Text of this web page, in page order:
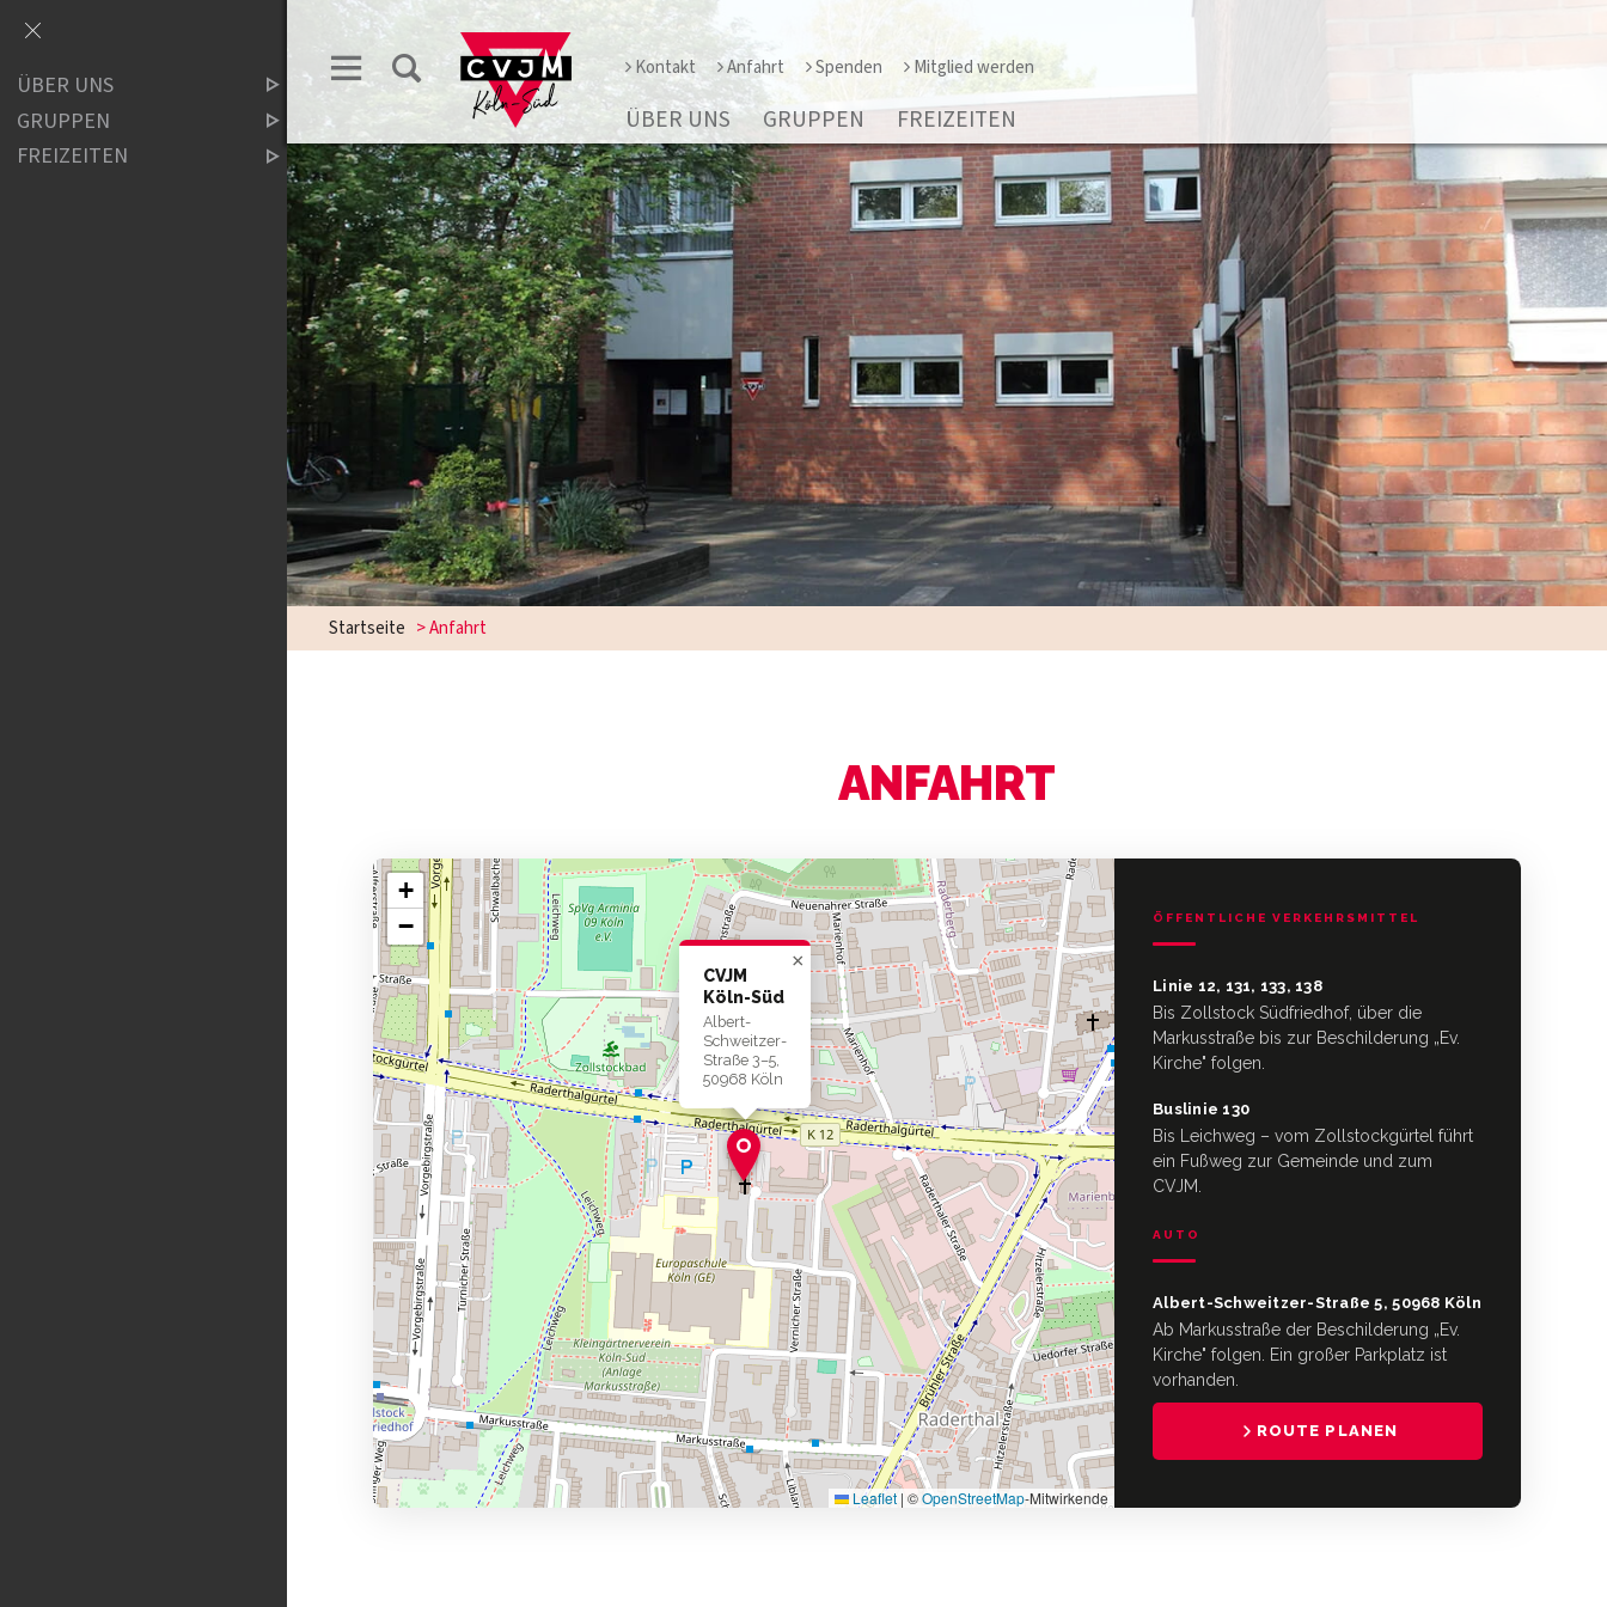
Kontakt Anfahrt Spenden Mitglied werden
ÜBER UNS GRUPPEN FREIZEITEN
Startseite >Anfahrt
ANFAHRT
CVJM
Köln-Süd
Albert-
Schweitzer-
Straße 3–5,
50968 Köln
×
+
−
Leaflet | ©OpenStreetMap-Mitwirkende
ÖFFENTLICHE VERKEHRSMITTEL
Linie 12, 131, 133, 138
Bis Zollstock Südfriedhof, über die
Markusstraße bis zur Beschilderung „Ev.
Kirche" folgen.
Buslinie 130
Bis Leichweg – vom Zollstockgürtel führt
ein Fußweg zur Gemeinde und zum
CVJM.
AUTO
Albert-Schweitzer-Straße 5, 50968 Köln
Ab Markusstraße der Beschilderung „Ev.
Kirche" folgen. Ein großer Parkplatz ist
vorhanden.
ROUTE PLANEN
ÜBER UNS
GRUPPEN
FREIZEITEN